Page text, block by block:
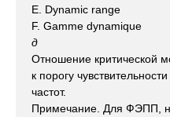
E. Dynamic range
F. Gamme dynamique
д
Отношение критической
к порогу
частот.
Примечание. Для ФЭПП,